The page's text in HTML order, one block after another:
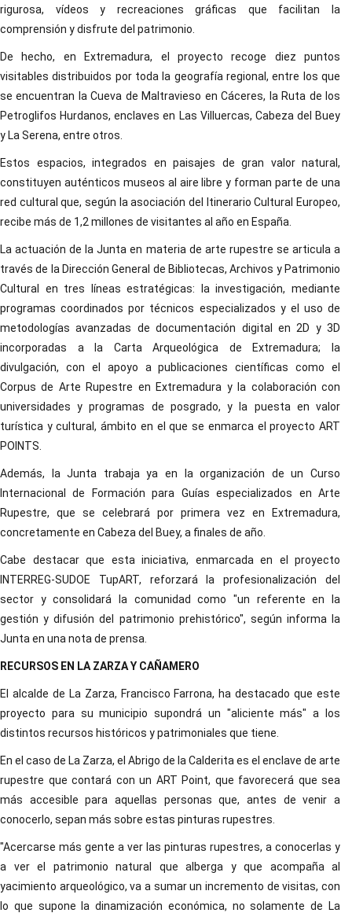
rigurosa, vídeos y recreaciones gráficas que facilitan la
comprensión y disfrute del patrimonio.
De hecho, en Extremadura, el proyecto recoge diez puntos
visitables distribuidos por toda la geografía regional, entre los que
se encuentran la Cueva de Maltravieso en Cáceres, la Ruta de los
Petroglifos Hurdanos, enclaves en Las Villuercas, Cabeza del Buey
y La Serena, entre otros.
Estos espacios, integrados en paisajes de gran valor natural,
constituyen auténticos museos al aire libre y forman parte de una
red cultural que, según la asociación del Itinerario Cultural Europeo,
recibe más de 1,2 millones de visitantes al año en España.
La actuación de la Junta en materia de arte rupestre se articula a
través de la Dirección General de Bibliotecas, Archivos y Patrimonio
Cultural en tres líneas estratégicas: la investigación, mediante
programas coordinados por técnicos especializados y el uso de
metodologías avanzadas de documentación digital en 2D y 3D
incorporadas a la Carta Arqueológica de Extremadura; la
divulgación, con el apoyo a publicaciones científicas como el
Corpus de Arte Rupestre en Extremadura y la colaboración con
universidades y programas de posgrado, y la puesta en valor
turística y cultural, ámbito en el que se enmarca el proyecto ART
POINTS.
Además, la Junta trabaja ya en la organización de un Curso
Internacional de Formación para Guías especializados en Arte
Rupestre, que se celebrará por primera vez en Extremadura,
concretamente en Cabeza del Buey, a finales de año.
Cabe destacar que esta iniciativa, enmarcada en el proyecto
INTERREG-SUDOE TupART, reforzará la profesionalización del
sector y consolidará la comunidad como "un referente en la
gestión y difusión del patrimonio prehistórico", según informa la
Junta en una nota de prensa.
RECURSOS EN LA ZARZA Y CAÑAMERO
El alcalde de La Zarza, Francisco Farrona, ha destacado que este
proyecto para su municipio supondrá un "aliciente más" a los
distintos recursos históricos y patrimoniales que tiene.
En el caso de La Zarza, el Abrigo de la Calderita es el enclave de arte
rupestre que contará con un ART Point, que favorecerá que sea
más accesible para aquellas personas que, antes de venir a
conocerlo, sepan más sobre estas pinturas rupestres.
"Acercarse más gente a ver las pinturas rupestres, a conocerlas y
a ver el patrimonio natural que alberga y que acompaña al
yacimiento arqueológico, va a sumar un incremento de visitas, con
lo que supone la dinamización económica, no solamente de La